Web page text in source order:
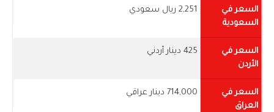
السعر في
السعودية
2,251 ريال سعودي
السعر في
الأردن
425 دينار أردني
السعر في
العراق
714,000 دينار عراقي